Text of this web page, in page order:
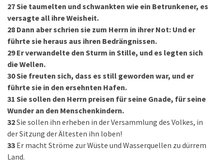
27Sie taumelten und schwankten wie ein Betrunkener, es
versagte all ihre Weisheit.
28 Dann aber schrien sie zum Herrn in ihrer Not: Und er
führte sie heraus aus ihren Bedrängnissen.
29 Er verwandelte den Sturm in Stille, und es legten sich
die Wellen.
30Sie freuten sich, dass es still geworden war, und er
führte sie in den ersehnten Hafen.
31 Sie sollen den Herrn preisen für seine Gnade, für seine
Wunder an den Menschenkindern.
32Sie sollen ihn erheben in der Versammlung des Volkes, in
der Sitzung der Ältesten ihn loben!
33 Er macht Ströme zur Wüste und Wasserquellen zu dürrem
Land.